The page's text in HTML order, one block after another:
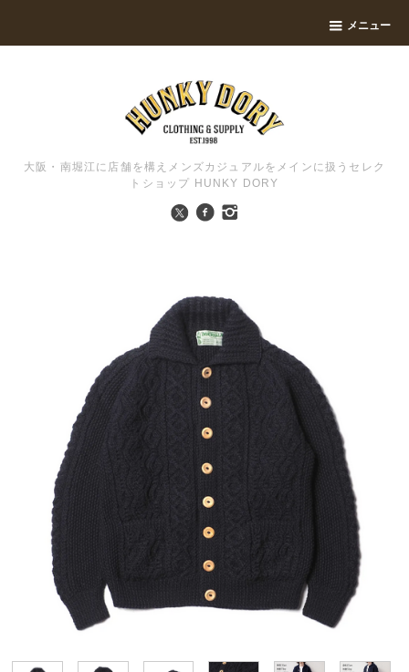
メニュー
大阪・南堀江に店舗を構えメンズカジュアルをメインに扱うセレク
トショップ HUNKY DORY